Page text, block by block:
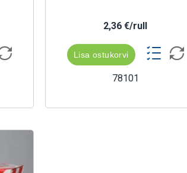
2,36 €/rull
Lisa ostukorvi
78101